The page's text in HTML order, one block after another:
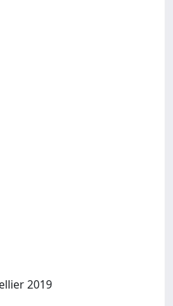
2019